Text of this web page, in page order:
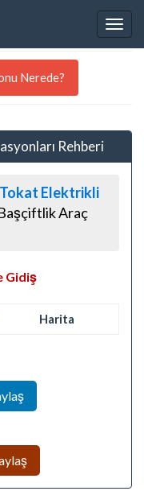
Nerede?
Rehberi
Tokat Elektrikli
Araç
Gidiş
Harita